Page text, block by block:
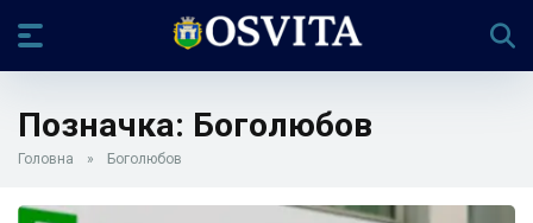
Позначка: Боголюбов
Головна » Боголюбов